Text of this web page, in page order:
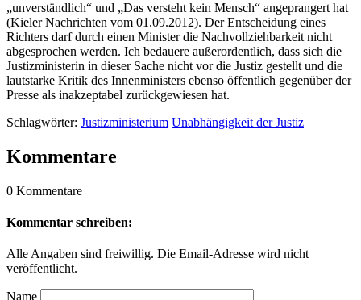
„unverständlich“ und „Das versteht kein Mensch“ angeprangert hat
(Kieler Nachrichten vom 01.09.2012). Der Entscheidung eines
Richters darf durch einen Minister die Nachvollziehbarkeit nicht
abgesprochen werden. Ich bedauere außerordentlich, dass sich die
Justizministerin in dieser Sache nicht vor die Justiz gestellt und die
lautstarke Kritik des Innenministers ebenso öffentlich gegenüber der
Presse als inakzeptabel zurückgewiesen hat.
Schlagwörter: Justizministerium Unabhängigkeit der Justiz
Kommentare
0 Kommentare
Kommentar schreiben:
Alle Angaben sind freiwillig. Die Email-Adresse wird nicht
veröffentlicht.
Name